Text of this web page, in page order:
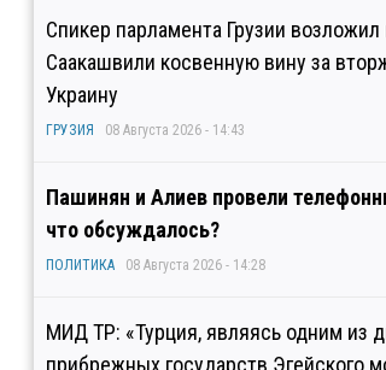
Спикер парламента Грузии возложил
Саакашвили косвенную вину за
Украину
ГРУЗИЯ 08 Августа 2026 - 14:43
Пашинян и Алиев провели
что обсуждалось?
ПОЛИТИКА 08 Августа 2026 - 14:28
МИД ТР: «Турция, являясь одним из
прибрежных государств Эгейского